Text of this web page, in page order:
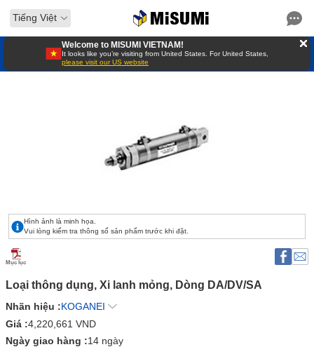
Tiếng Việt
Welcome to MISUMI VIETNAM!
It looks like you’re visiting from United States. For United States,
please visit our US website
Hình ảnh là minh họa.
Vui lòng kiểm tra thông số sản phẩm trước khi đặt.
Mục lục
Loại thông dụng, Xi lanh mỏng, Dòng DA/DV/SA
Nhãn hiệu :KOGANEI
Giá :4,220,661 VND
Ngày giao hàng :14 ngày